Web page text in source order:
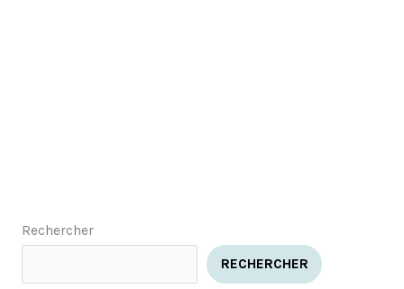
Rechercher
RECHERCHER